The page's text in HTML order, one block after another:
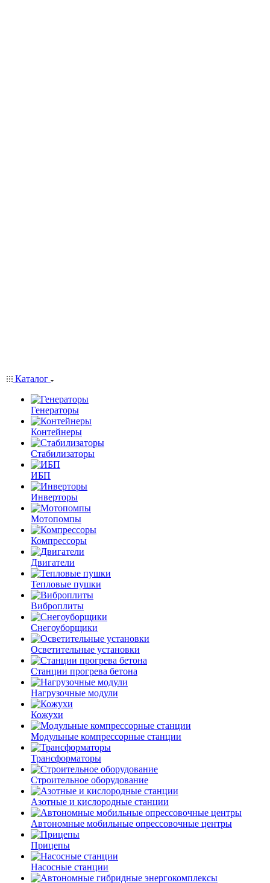
Каталог
Генераторы
Контейнеры
Стабилизаторы
ИБП
Инверторы
Мотопомпы
Компрессоры
Двигатели
Тепловые пушки
Виброплиты
Снегоуборщики
Осветительные установки
Станции прогрева бетона
Нагрузочные модули
Кожухи
Модульные компрессорные станции
Трансформаторы
Строительное оборудование
Азотные и кислородные станции
Автономные мобильные опрессовочные центры
Прицепы
Насосные станции